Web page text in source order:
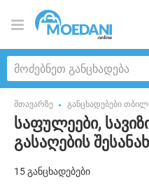
მთავარზე განცხადებები
საფულეები,
გასაღების
15 განცხადებები